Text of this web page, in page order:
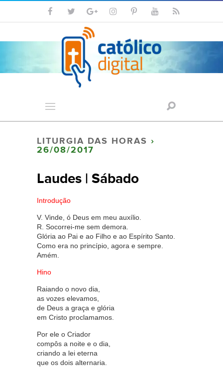
LITURGIA DAS HORAS ›
26/08/2017
Laudes | Sábado
Introdução
V. Vinde, ó Deus em meu auxílio.
R. Socorrei-me sem demora.
Glória ao Pai e ao Filho e ao Espírito Santo.
Como era no princípio, agora e sempre.
Amém.
Hino
Raiando o novo dia,
as vozes elevamos,
de Deus a graça e glória
em Cristo proclamamos.
Por ele o Criador
compôs a noite e o dia,
criando a lei eterna
que os dois alternaria.